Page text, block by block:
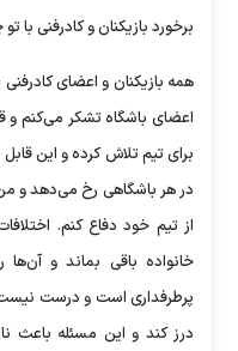
برخورد بازیکنان و کادرفنی
همه بازیکنان و اعضای
اعضای باشگاه تشکر می‌کنم
برای تیم تلاش کرده و این
در هر باشگاهی رخ می‌دهد و
از تیم خود دفاع کنم.
خانواده باقی بماند و
پرطرفداری است و درست
درز کند و این مسئله باعث